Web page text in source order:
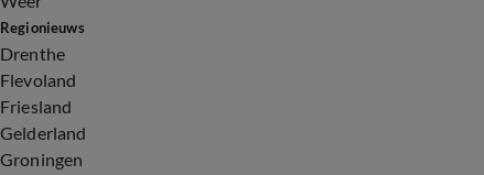
Regionieuws
Drenthe
Flevoland
Friesland
Gelderland
Groningen